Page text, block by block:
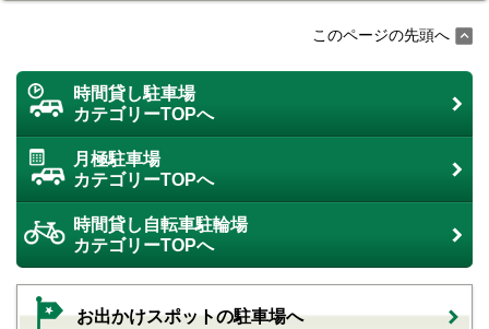
このページの先頭へ
時間貸し駐車場
カテゴリーTOPへ
月極駐車場
カテゴリーTOPへ
時間貸し自転車駐輪場
カテゴリーTOPへ
お出かけスポットの駐車場へ